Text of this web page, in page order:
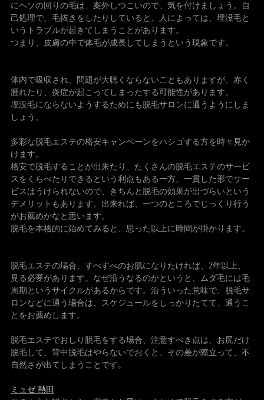
にヘソの回りの毛は、案外しつこいので、気を付けましょう。自
己処理で、毛抜きをしたりしていると、人によっては、埋没毛と
いうトラブルが起きてしまうことがあります。
つまり、皮膚の中で体毛が成長してしまうという現象です。
体内で吸収され、問題が大聴くならないこともありますが、赤く
腫れたり、炎症が起こってしまったする可能性があります。
埋没毛にならないようするためにも脱毛サロンに通うようにしま
しょう。
多彩な脱毛エステの格安キャンペーンをハシゴする方を時々見か
けます。
格安で脱毛することが出来たり、たくさんの脱毛エステのサービ
スをくらべたりできるという利点もある一方、一貫した形でサー
ビスはうけられないので、きちんと脱毛の効果が出づらいという
デメリットもあります。出来れば、一つのところでじっくり行う
がお薦めかなと思います。
脱毛を本格的に始めてみると、思った以上に時間が掛かります。
脱毛エステの場合、すべすべのお肌になりたければ、2年以上、
見る必要があります。なぜ沿うなるのかというと、ムダ毛には毛
周期というサイクルがあるからです。沿ういった意味で、脱毛サ
ロンなどに通う場合は、スケジュールをしっかりたてて、通うこ
とをお薦めします。
脱毛エステでおしり脱毛をする場合、注意すべき点は、お尻だけ
脱毛して、背中脱毛はやらないでおくと、その差が際立って、不
自然さが出てしまうことです。
ミュゼ 熱田